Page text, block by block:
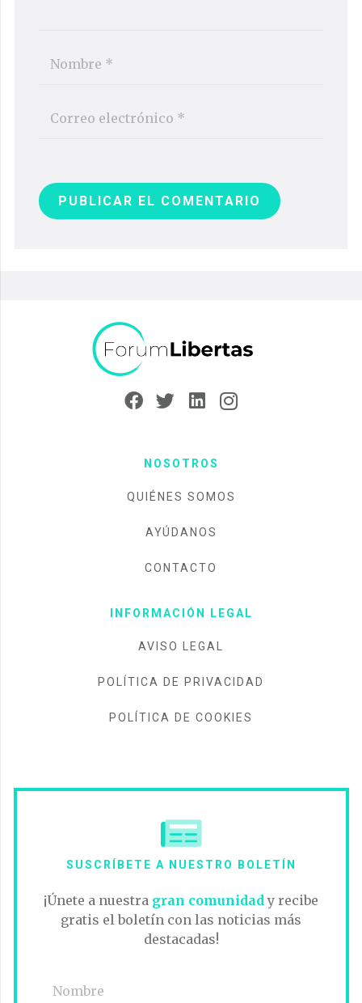
PUBLICAR EL COMENTARIO
NOSOTROS
QUIÉNES SOMOS
AYÚDANOS
CONTACTO
INFORMACIÓN LEGAL
AVISO LEGAL
POLÍTICA DE PRIVACIDAD
POLÍTICA DE COOKIES
SUSCRÍBETE A NUESTRO BOLETÍN
¡Únete a nuestra gran comunidady recibe
gratis el boletín con las noticias más
destacadas!